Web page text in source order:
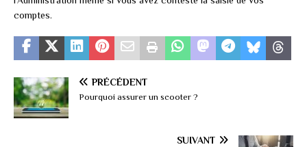
comptes.
PRÉCÉDENT
Pourquoi assurer un scooter ?
SUIVANT